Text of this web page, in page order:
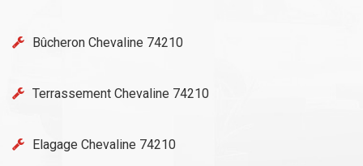
Bûcheron Chevaline 74210
Terrassement Chevaline 74210
Elagage Chevaline 74210